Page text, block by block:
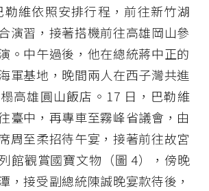
勒維依照安排行程，前往新竹湖
演習，接著搭機前往高雄岡山參
。中午過後，他在總統蔣中正的
軍基地，晚間兩人在西子灣共進
高雄圓山飯店。17 日，巴勒維
臺中，再專車至霧峰省議會，由
周至柔招待午宴，接著前往故宮
館觀賞國寶文物（圖 4），傍晚
，接受副總統陳誠晚宴款待後，